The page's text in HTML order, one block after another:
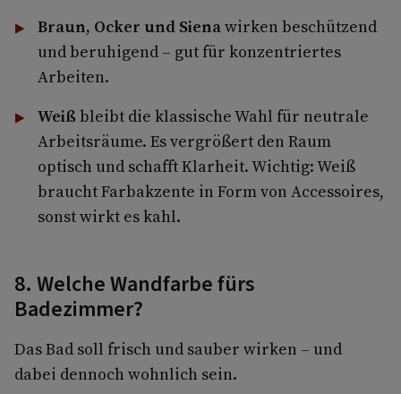
Braun, Ocker und Sienawirken beschützend
und beruhigend – gut für konzentriertes
Arbeiten.
Weißbleibt die klassische Wahl für neutrale
Arbeitsräume. Es vergrößert den Raum
optisch und schafft Klarheit. Wichtig: Weiß
braucht Farbakzente in Form von Accessoires,
sonst wirkt es kahl.
8. Welche Wandfarbe fürs
Badezimmer?
Das Bad soll frisch und sauber wirken – und
dabei dennoch wohnlich sein.